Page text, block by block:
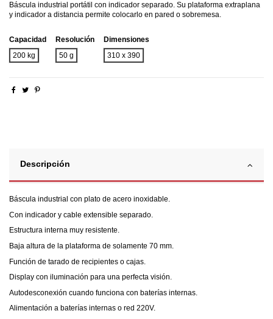
Báscula industrial portátil con indicador separado. Su plataforma extraplana
y indicador a distancia permite colocarlo en pared o sobremesa.
Capacidad
200 kg
Resolución
50 g
Dimensiones
310 x 390
Descripción
Báscula industrial con plato de acero inoxidable.
Con indicador y cable extensible separado.
Estructura interna muy resistente.
Baja altura de la plataforma de solamente 70 mm.
Función de tarado de recipientes o cajas.
Display con iluminación para una perfecta visión.
Autodesconexión cuando funciona con baterías internas.
Alimentación a baterías internas o red 220V.